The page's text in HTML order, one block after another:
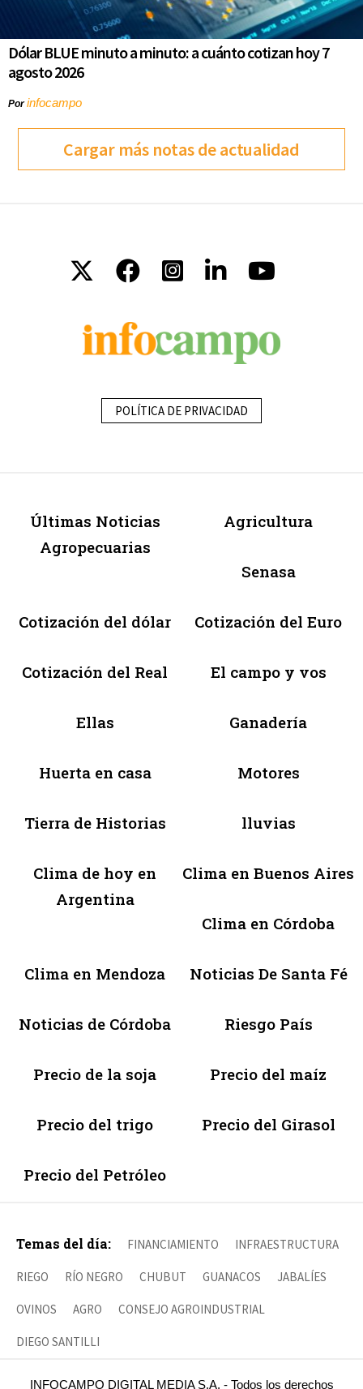
Dólar BLUE minuto a minuto: a cuánto cotizan hoy 7
agosto 2026
Porinfocampo
Cargar más notas de actualidad
POLÍTICA DE PRIVACIDAD
Últimas Noticias
Agropecuarias
Agricultura
Senasa
Cotización del dólar Cotización del Euro
Cotización del Real El campo y vos
Ellas Ganadería
Huerta en casa Motores
Tierra de Historias lluvias
Clima de hoy en
Argentina
Clima en Buenos Aires
Clima en Córdoba
Clima en Mendoza Noticias De Santa Fé
Noticias de Córdoba Riesgo País
Precio de la soja Precio del maíz
Precio del trigo Precio del Girasol
Precio del Petróleo
Temas del día: FINANCIAMIENTO INFRAESTRUCTURA
RIEGO RÍO NEGRO CHUBUT GUANACOS JABALÍES
OVINOS AGRO CONSEJO AGROINDUSTRIAL
DIEGO SANTILLI
INFOCAMPO DIGITAL MEDIA S.A. - Todos los derechos